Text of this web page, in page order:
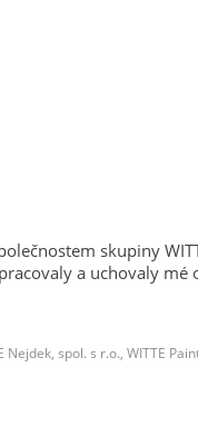
skupiny
a uchovaly mé
spol. s r.o., WITTE